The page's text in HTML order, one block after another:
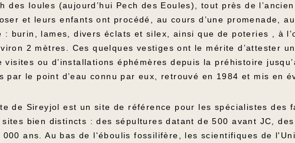
des Ioules (aujourd’hui Pech des Eoules), tout près de
et leurs enfants ont procédé, au cours d’une promenade,
: burin, lames, divers éclats et silex, ainsi que de poteries , à
2 mètres. Ces quelques vestiges ont le mérite d’attester
ou d’installations éphémères depuis la préhistoire
par le point d’eau connu par eux, retrouvé en 1984 et mis en
de Sireyjol est un site de référence pour les spécialistes des
bien distincts : des sépultures datant de 500 avant JC,
ans. Au bas de l'éboulis fossilifère, les scientifiques de